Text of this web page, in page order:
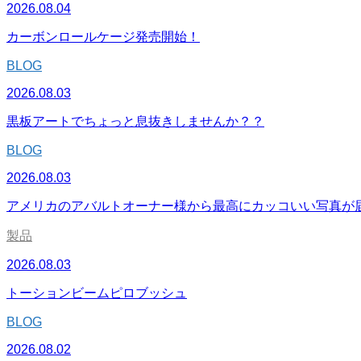
2026.08.04
カーボンロールケージ発売開始！
BLOG
2026.08.03
黒板アートでちょっと息抜きしませんか？？
BLOG
2026.08.03
アメリカのアバルトオーナー様から最高にカッコいい写真が
製品
2026.08.03
トーションビームピロブッシュ
BLOG
2026.08.02